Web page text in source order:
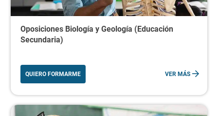
Oposiciones Biología y Geología (Educación
Secundaria)
QUIERO FORMARME VER MÁS